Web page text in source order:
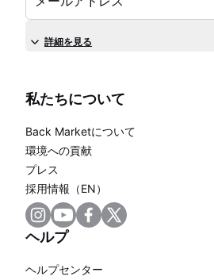
詳細を見る
私たちについて
Back Marketについて
環境への貢献
プレス
採用情報（EN）
ヘルプ
ヘルプセンター